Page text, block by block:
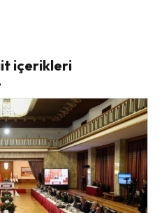
içerikleri